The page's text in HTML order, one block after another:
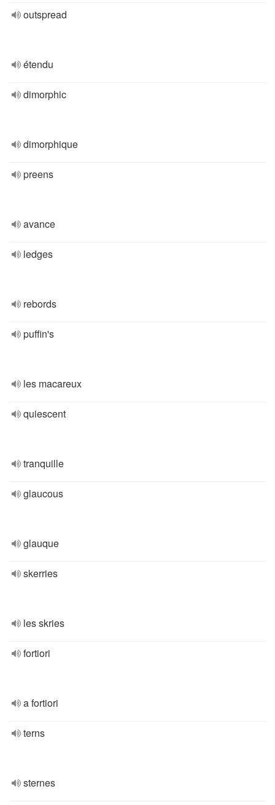
outspread
étendu
dimorphic
dimorphique
preens
avance
ledges
rebords
puffin's
les macareux
quiescent
tranquille
glaucous
glauque
skerries
les skries
fortiori
a fortiori
terns
sternes